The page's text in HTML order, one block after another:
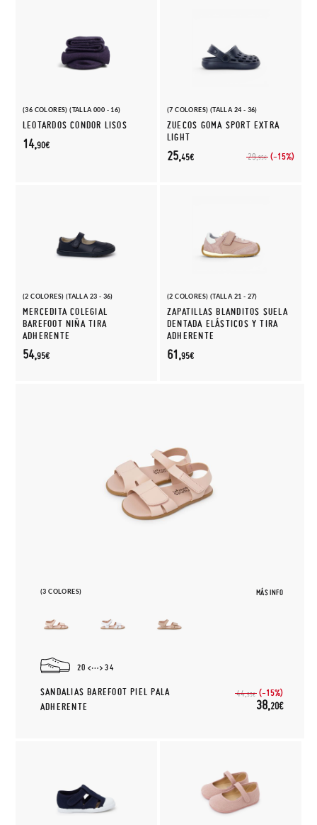
(36 COLORES) (TALLA 000 - 16)
LEOTARDOS CONDOR LISOS
14,90€
(7 COLORES) (TALLA 24 - 36)
ZUECOS GOMA SPORT EXTRA
LIGHT
29,95€ (-15%)
25,45€
(2 COLORES) (TALLA 23 - 36)
MERCEDITA COLEGIAL
BAREFOOT NIÑA TIRA
ADHERENTE
54,95€
(2 COLORES) (TALLA 21 - 27)
ZAPATILLAS BLANDITOS SUELA
DENTADA ELÁSTICOS Y TIRA
ADHERENTE
61,95€
(3 COLORES) MÁS INFO
20 34
SANDALIAS BAREFOOT PIEL PALA
ADHERENTE
44,95€ (-15%)
38,20€